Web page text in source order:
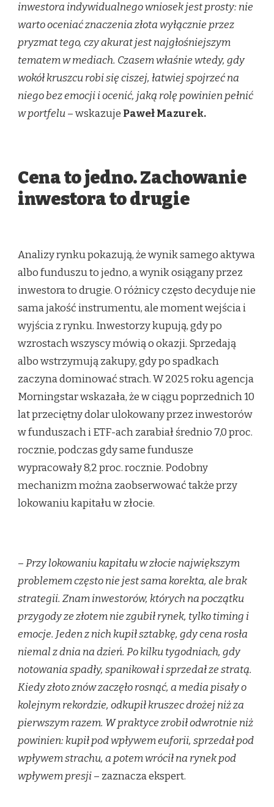
inwestora indywidualnego wniosek jest prosty: nie
warto oceniać znaczenia złota wyłącznie przez
pryzmat tego, czy akurat jest najgłośniejszym
tematem w mediach. Czasem właśnie wtedy, gdy
wokół kruszcu robi się ciszej, łatwiej spojrzeć na
niego bez emocji i ocenić, jaką rolę powinien pełnić
w portfelu– wskazuje Paweł Mazurek.
Cena to jedno. Zachowanie
inwestora to drugie
Analizy rynku pokazują, że wynik samego aktywa
albo funduszu to jedno, a wynik osiągany przez
inwestora to drugie. O różnicy często decyduje nie
sama jakość instrumentu, ale moment wejścia i
wyjścia z rynku. Inwestorzy kupują, gdy po
wzrostach wszyscy mówią o okazji. Sprzedają
albo wstrzymują zakupy, gdy po spadkach
zaczyna dominować strach. W 2025 roku agencja
Morningstar wskazała, że w ciągu poprzednich 10
lat przeciętny dolar ulokowany przez inwestorów
w funduszach i ETF-ach zarabiał średnio 7,0 proc.
rocznie, podczas gdy same fundusze
wypracowały 8,2 proc. rocznie. Podobny
mechanizm można zaobserwować także przy
lokowaniu kapitału w złocie.
–Przy lokowaniu kapitału w złocie największym
problemem często nie jest sama korekta, ale brak
strategii. Znam inwestorów, których na początku
przygody ze złotem nie zgubił rynek, tylko timing i
emocje. Jeden z nich kupił sztabkę, gdy cena rosła
niemal z dnia na dzień. Po kilku tygodniach, gdy
notowania spadły, spanikował i sprzedał ze stratą.
Kiedy złoto znów zaczęło rosnąć, a media pisały o
kolejnym rekordzie, odkupił kruszec drożej niż za
pierwszym razem. W praktyce zrobił odwrotnie niż
powinien: kupił pod wpływem euforii, sprzedał pod
wpływem strachu, a potem wrócił na rynek pod
wpływem presji– zaznacza ekspert.